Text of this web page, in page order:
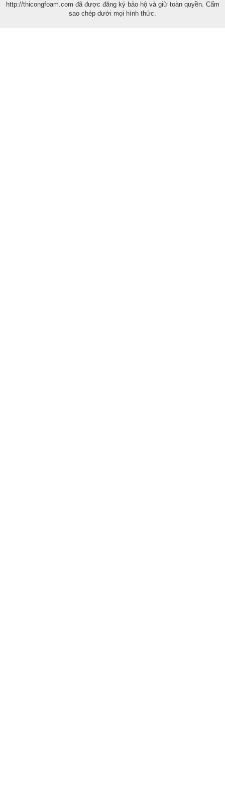
http://thicongfoam.com đã được đăng ký bảo hộ và giữ toàn quyền. Cấm
sao chép dưới mọi hình thức.